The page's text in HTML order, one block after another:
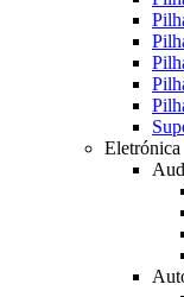
Eletrónica